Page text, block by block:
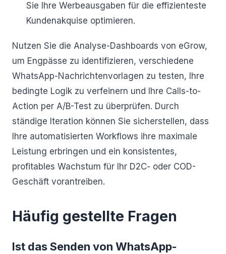
Sie Ihre Werbeausgaben für die effizienteste
Kundenakquise optimieren.
Nutzen Sie die Analyse-Dashboards von eGrow,
um Engpässe zu identifizieren, verschiedene
WhatsApp-Nachrichtenvorlagen zu testen, Ihre
bedingte Logik zu verfeinern und Ihre Calls-to-
Action per A/B-Test zu überprüfen. Durch
ständige Iteration können Sie sicherstellen, dass
Ihre automatisierten Workflows ihre maximale
Leistung erbringen und ein konsistentes,
profitables Wachstum für Ihr D2C- oder COD-
Geschäft vorantreiben.
Häufig gestellte Fragen
Ist das Senden von WhatsApp-